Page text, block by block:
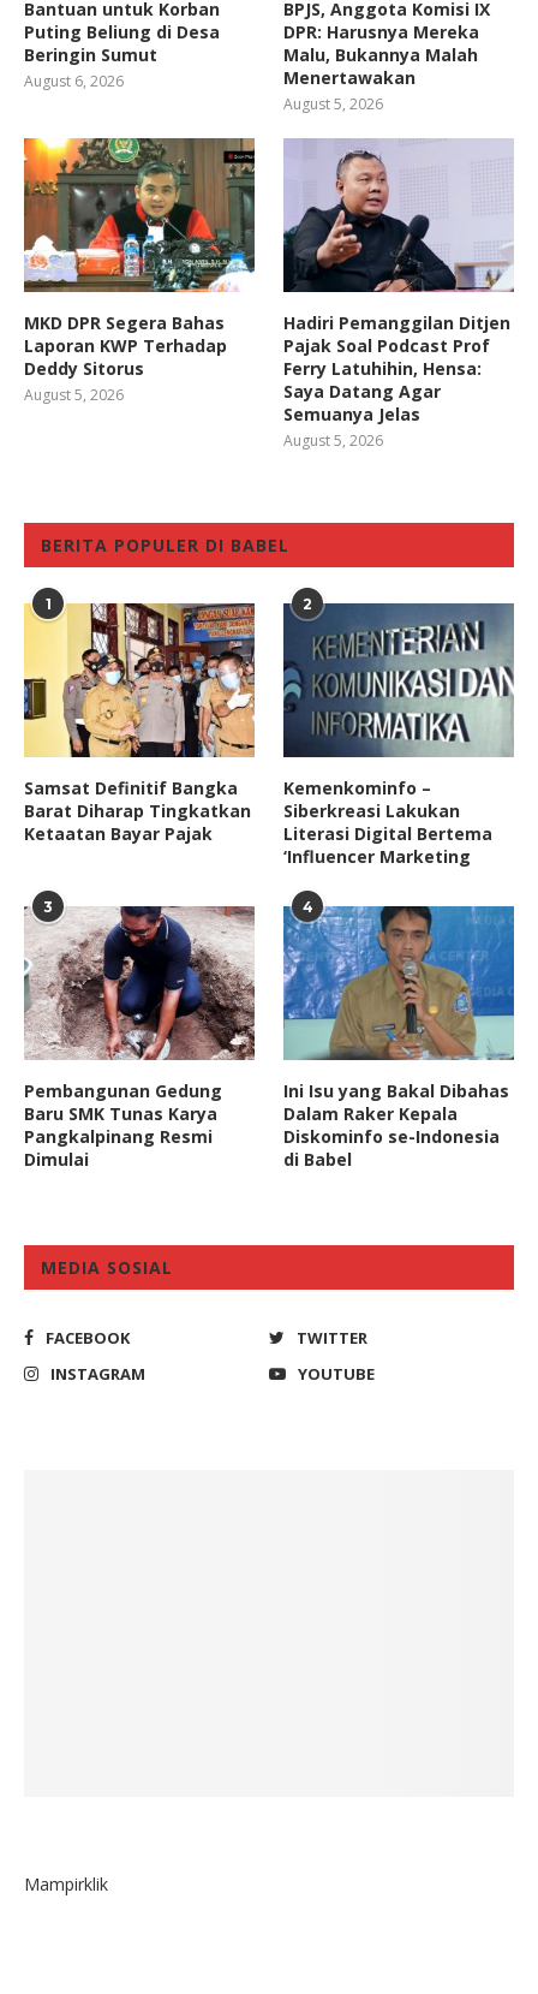
Bantuan untuk Korban
Puting Beliung di Desa
Beringin Sumut
August 6, 2026
BPJS, Anggota Komisi IX
DPR: Harusnya Mereka
Malu, Bukannya Malah
Menertawakan
August 5, 2026
MKD DPR Segera Bahas
Laporan KWP Terhadap
Deddy Sitorus
August 5, 2026
Hadiri Pemanggilan Ditjen
Pajak Soal Podcast Prof
Ferry Latuhihin, Hensa:
Saya Datang Agar
Semuanya Jelas
August 5, 2026
BERITA POPULER DI BABEL
1
Samsat Definitif Bangka
Barat Diharap Tingkatkan
Ketaatan Bayar Pajak
2
Kemenkominfo –
Siberkreasi Lakukan
Literasi Digital Bertema
‘Influencer Marketing
3
Pembangunan Gedung
Baru SMK Tunas Karya
Pangkalpinang Resmi
Dimulai
4
Ini Isu yang Bakal Dibahas
Dalam Raker Kepala
Diskominfo se-Indonesia
di Babel
MEDIA SOSIAL
FACEBOOK
TWITTER
INSTAGRAM
YOUTUBE
Mampirklik